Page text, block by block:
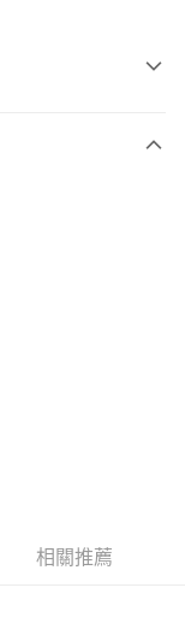
相關推薦